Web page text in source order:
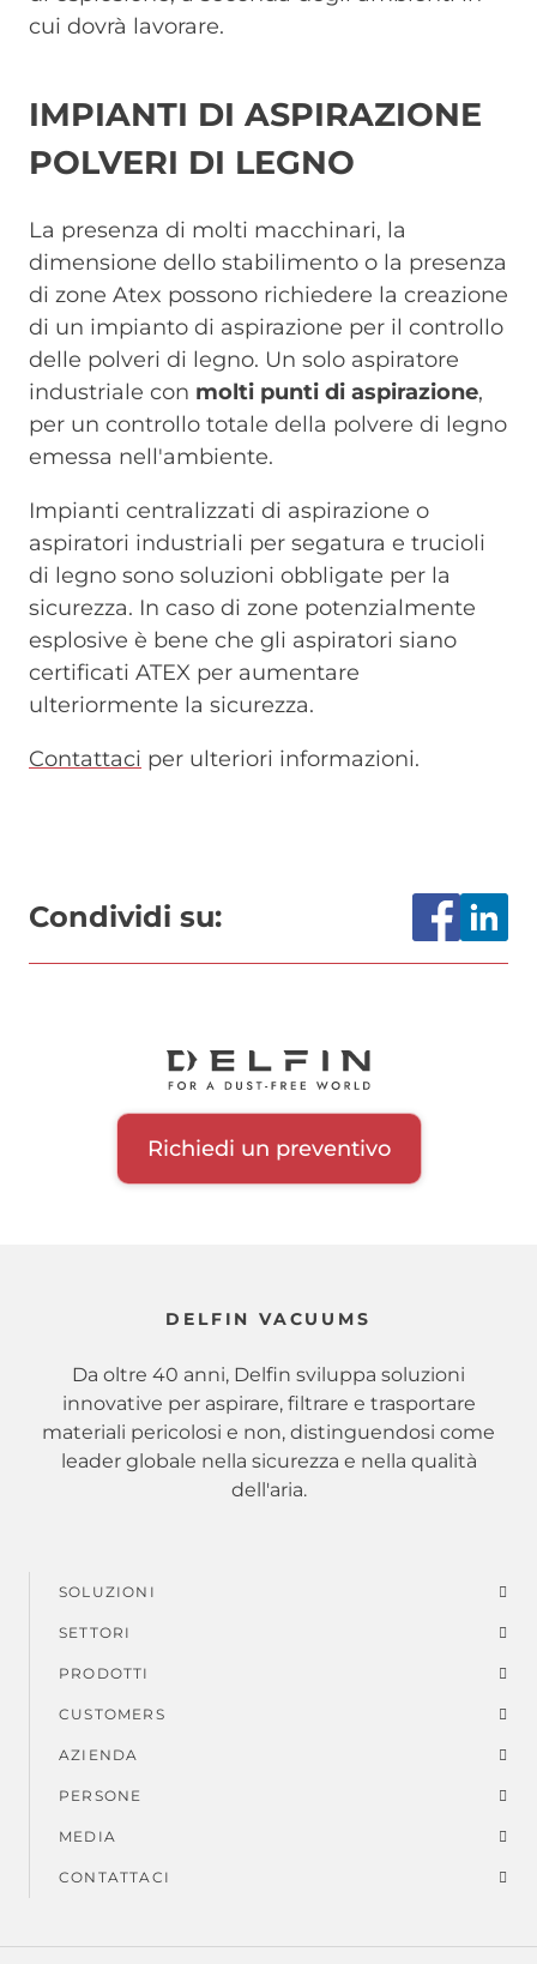
cui dovrà lavorare.
IMPIANTI DI ASPIRAZIONE
POLVERI DI LEGNO
La presenza di molti macchinari, la
dimensione dello stabilimento o la presenza
di zone Atex possono richiedere la creazione
di un impianto di aspirazione per il controllo
delle polveri di legno. Un solo aspiratore
industriale con molti punti di aspirazione,
per un controllo totale della polvere di legno
emessa nell'ambiente.
Impianti centralizzati di aspirazione o
aspiratori industriali per segatura e trucioli
di legno sono soluzioni obbligate per la
sicurezza. In caso di zone potenzialmente
esplosive è bene che gli aspiratori siano
certificati ATEX per aumentare
ulteriormente la sicurezza.
Contattaci per ulteriori informazioni.
Condividi su:
Richiedi un preventivo
DELFIN VACUUMS
Da oltre 40 anni, Delfin sviluppa soluzioni
innovative per aspirare, filtrare e trasportare
materiali pericolosi e non, distinguendosi come
leader globale nella sicurezza e nella qualità
dell'aria.
Menu
di
piè
di
pagina
SOLUZIONI
SETTORI
PRODOTTI
CUSTOMERS
AZIENDA
PERSONE
MEDIA
CONTATTACI